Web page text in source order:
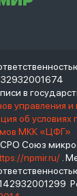
в
об условиях
МКК «ЦФГ»
Союз
npmir.ru/ .